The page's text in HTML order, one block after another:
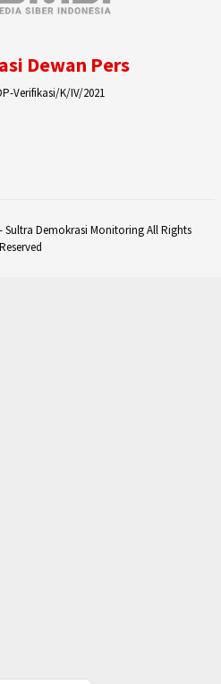
Dewan Pers
Verifikasi/K/IV/2021
Demokrasi Monitoring All Rights
Reserved